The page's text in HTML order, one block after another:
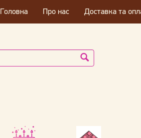
Головна Про нас Доставка та